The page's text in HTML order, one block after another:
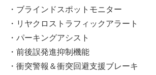
・ブラインドスポットモニター
・リヤクロストラフィックアラート
・パーキングアシスト
・前後誤発進抑制機能
・衝突警報＆衝突回避支援ブレーキ